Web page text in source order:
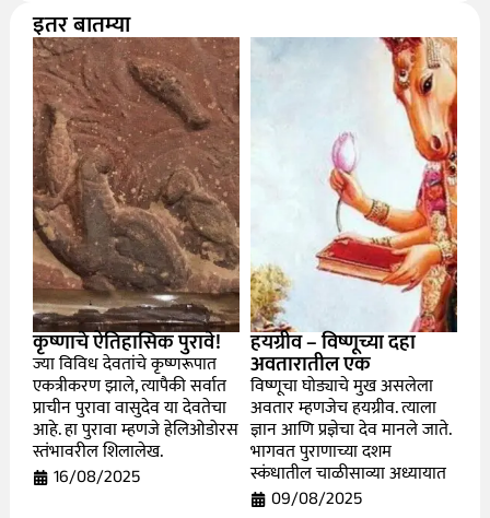
इतर बातम्या
कृष्णाचे ऐतिहासिक पुरावे!
ज्या विविध देवतांचे कृष्णरूपात
एकत्रीकरण झाले, त्यापैकी सर्वात
प्राचीन पुरावा वासुदेव या देवतेचा
आहे. हा पुरावा म्हणजे हेलिओडोरस
स्तंभावरील शिलालेख.
16/08/2025
हयग्रीव – विष्णूच्या दहा
अवतारातील एक
विष्णूचा घोड्याचे मुख असलेला
अवतार म्हणजेच हयग्रीव. त्याला
ज्ञान आणि प्रज्ञेचा देव मानले जाते.
भागवत पुराणाच्या दशम
स्कंधातील चाळीसाव्या अध्यायात
09/08/2025